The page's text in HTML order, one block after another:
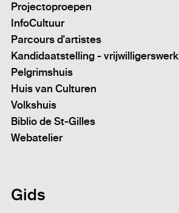
Projectoproepen
InfoCultuur
Parcours d'artistes
Kandidaatstelling - vrijwilligerswerk
Pelgrimshuis
Huis van Culturen
Volkshuis
Biblio de St-Gilles
Webatelier
Gids